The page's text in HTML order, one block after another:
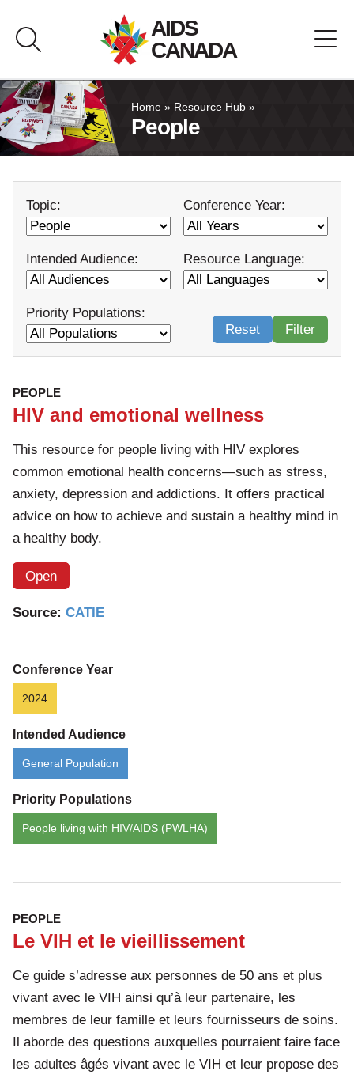
content
AIDS
CANADA
About AIDS Canada
Resource Hub
Contact
Français
Home » Resource Hub »
People
Topic: Conference Year:
Intended Audience: Resource Language:
Priority Populations:
Reset
Filter
PEOPLE
HIV and emotional wellness
This resource for people living with HIV explores
common emotional health concerns—such as stress,
anxiety, depression and addictions. It offers practical
advice on how to achieve and sustain a healthy mind in
a healthy body.
Open
Source: CATIE
Conference Year
2024
Intended Audience
General Population
Priority Populations
People living with HIV/AIDS (PWLHA)
PEOPLE
Le VIH et le vieillissement
Ce guide s’adresse aux personnes de 50 ans et plus
vivant avec le VIH ainsi qu’à leur partenaire, les
membres de leur famille et leurs fournisseurs de soins.
Il aborde des questions auxquelles pourraient faire face
les adultes âgés vivant avec le VIH et leur propose des